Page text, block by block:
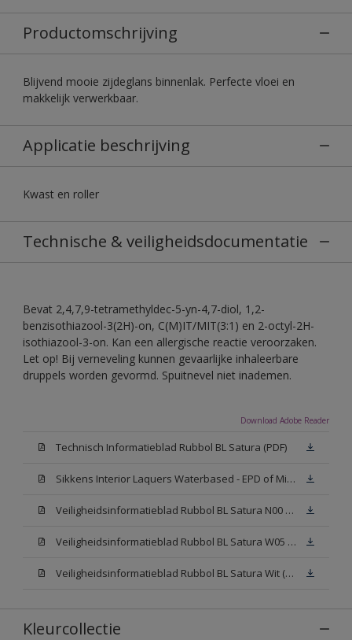
Productomschrijving
Blijvend mooie zijdeglans binnenlak. Perfecte vloei en
makkelijk verwerkbaar.
Applicatie beschrijving
Kwast en roller
Technische & veiligheidsdocumentatie
Bevat 2,4,7,9-tetramethyldec-5-yn-4,7-diol, 1,2-
benzisothiazool-3(2H)-on, C(M)IT/MIT(3:1) en 2-octyl-2H-
isothiazool-3-on. Kan een allergische reactie veroorzaken.
Let op! Bij verneveling kunnen gevaarlijke inhaleerbare
druppels worden gevormd. Spuitnevel niet inademen.
Download Adobe Reader
Technisch Informatieblad Rubbol BL Satura (PDF)
Sikkens Interior Laquers Waterbased - EPD of Milieuproductverklaring
Veiligheidsinformatieblad Rubbol BL Satura N00 (MSDS)
Veiligheidsinformatieblad Rubbol BL Satura W05 (MSDS)
Veiligheidsinformatieblad Rubbol BL Satura Wit (MSDS)
Kleurcollectie